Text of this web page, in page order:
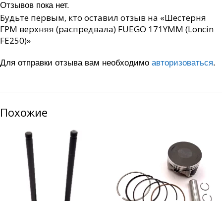
Отзывов пока нет.
Будьте первым, кто оставил отзыв на «Шестерня
ГРМ верхняя (распредвала) FUEGO 171YMM (Loncin
FE250)»
Для отправки отзыва вам необходимо авторизоваться.
Похожие